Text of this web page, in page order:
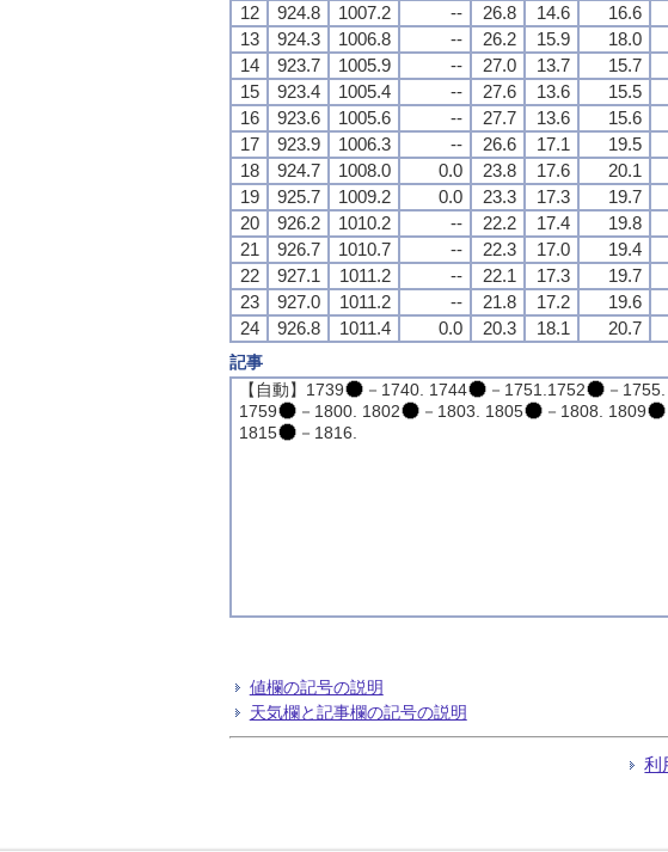
12
924.8 1007.2 -- 26.8 14.6 16.6
13
924.3 1006.8 -- 26.2 15.9 18.0
14
923.7 1005.9 -- 27.0 13.7 15.7
15
923.4 1005.4 -- 27.6 13.6 15.5
16
923.6 1005.6 -- 27.7 13.6 15.6
17
923.9 1006.3 -- 26.6 17.1 19.5
18
924.7 1008.0 0.0 23.8 17.6 20.1
19
925.7 1009.2 0.0 23.3 17.3 19.7
20
926.2 1010.2 -- 22.2 17.4 19.8
21
926.7 1010.7 -- 22.3 17.0 19.4
22
927.1 1011.2 -- 22.1 17.3 19.7
23
927.0 1011.2 -- 21.8 17.2 19.6
24
926.8 1011.4 0.0 20.3 18.1 20.7
記事
【自動】1739
－1740. 1744 －1751.1752 －
1759
－1800. 1802 －1803. 1805 －1808. 1809
1815
－1816.
値欄の記号の説明
天気欄と記事欄の記号の説明
利